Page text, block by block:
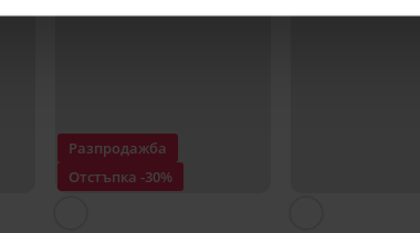
Разпродажба
Отстъпка -30%